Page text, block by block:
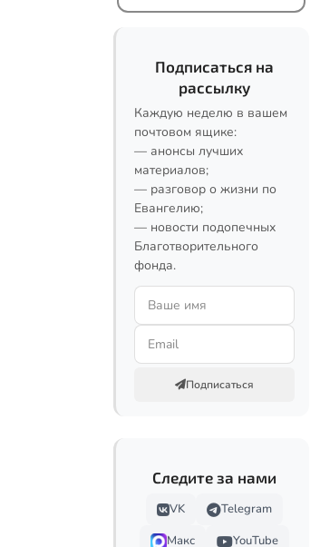
Подписаться на
рассылку
Каждую неделю в вашем
почтовом ящике:
— анонсы лучших
материалов;
— разговор о жизни по
Евангелию;
— новости подопечных
Благотворительного
фонда.
Подписаться
Следите за нами
VK
Telegram
Макс
YouTube